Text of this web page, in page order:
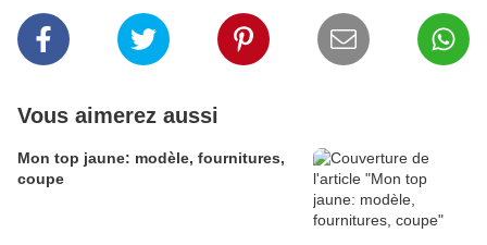
Vous aimerez aussi
Mon top jaune: modèle, fournitures,
coupe